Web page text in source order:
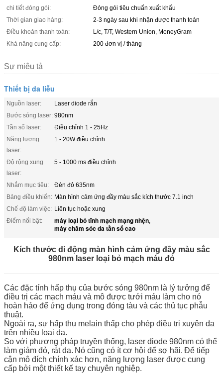
chi tiết đóng gói:
Đóng gói tiêu chuẩn xuất khẩu
Thời gian giao hàng:
2-3 ngày sau khi nhận được thanh toán
Điều khoản thanh toán:
L/c, T/T, Western Union, MoneyGram
Khả năng cung cấp:
200 đơn vị / tháng
Sự miêu tả
Thiết bị da liễu
Nguồn laser:
Laser diode rắn
Bước sóng laser: 980nm
Tần số laser:
Điều chỉnh 1 - 25Hz
Năng lượng
laser:
1 - 20W điều chỉnh
Độ rộng xung
laser:
5 - 1000 ms điều chỉnh
Nhắm mục tiêu:
Đèn đỏ 635nm
Bảng điều khiển: Màn hình cảm ứng đầy màu sắc kích thước 7.1 inch
Chế độ làm việc: Liên tục hoặc xung
Điểm nổi bật:
máy loại bỏ tĩnh mạch mạng nhện,
máy chăm sóc da tần số cao
Kích thước di động màn hình cảm ứng đầy màu sắc
980nm laser loại bỏ mạch máu đỏ
Các đặc tính hấp thụ của bước sóng 980nm là lý tưởng để
điều trị các mạch máu và mô được tưới máu làm cho nó
hoàn hảo để ứng dụng trong đóng tàu và các thủ tục phẫu
thuật.
Ngoài ra, sự hấp thụ melain thấp cho phép điều trị xuyên da
trên nhiều loại da.
So với phương pháp truyền thống, laser diode 980nm có thể
làm giảm đỏ, rát da. Nó cũng có ít cơ hội để sợ hãi. Để tiếp
cận mô đích chính xác hơn, năng lượng laser được cung
cấp bởi một thiết kế tay chuyên nghiệp.